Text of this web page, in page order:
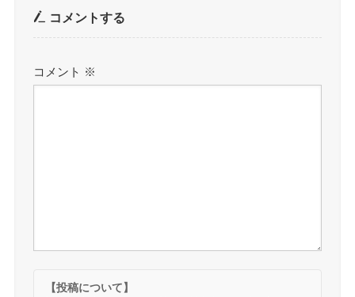
コメントする
コメント ※
【投稿について】